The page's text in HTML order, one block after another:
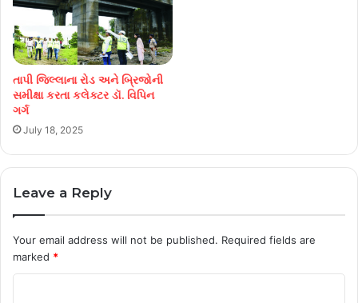
તાપી જિલ્લાના રોડ અને બ્રિજોની
સમીક્ષા કરતા કલેક્ટર ડૉ. વિપિન
ગર્ગ
July 18, 2025
Leave a Reply
Your email address will not be published. Required fields are
marked *